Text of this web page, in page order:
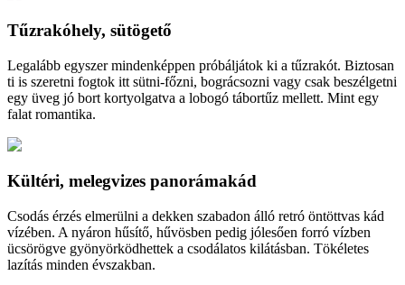
Tűzrakóhely, sütögető
Legalább egyszer mindenképpen próbáljátok ki a tűzrakót. Biztosan
ti is szeretni fogtok itt sütni-főzni, bográcsozni vagy csak beszélgetni
egy üveg jó bort kortyolgatva a lobogó tábortűz mellett. Mint egy
falat romantika.
Kültéri, melegvizes panorámakád
Csodás érzés elmerülni a dekken szabadon álló retró öntöttvas kád
vízében. A nyáron hűsítő, hűvösben pedig jólesően forró vízben
ücsörögve gyönyörködhettek a csodálatos kilátásban. Tökéletes
lazítás minden évszakban.